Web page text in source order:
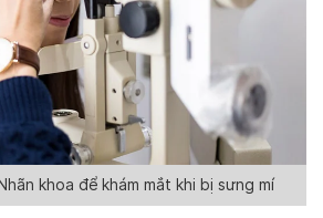
khoa để khám mắt khi bị sưng mí